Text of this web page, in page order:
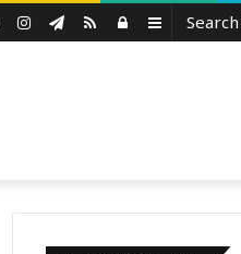
Sidebar
Log
RSS
Telegram
Instagram